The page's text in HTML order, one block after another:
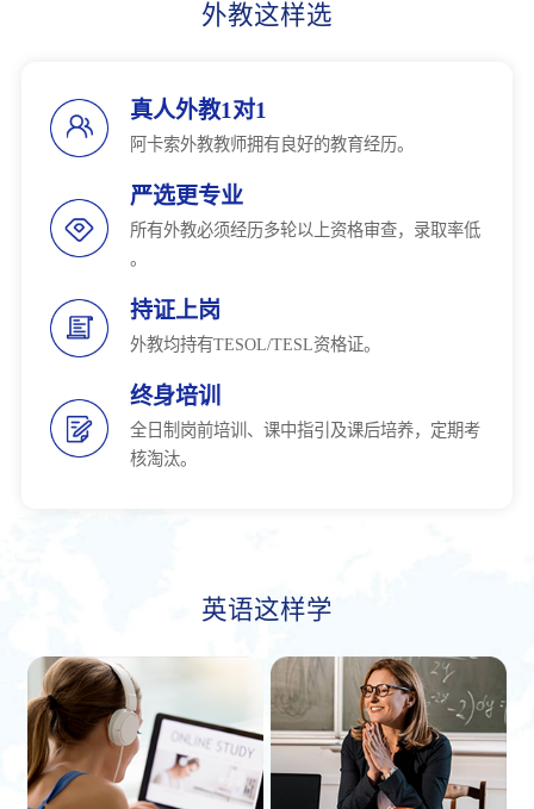
外教这样选
真人外教1对1
阿卡索外教教师拥有良好的教育经历。
严选更专业
所有外教必须经历多轮以上资格审查，录取率低
。
持证上岗
外教均持有TESOL/TESL资格证。
终身培训
全日制岗前培训、课中指引及课后培养，定期考
核淘汰。
英语这样学